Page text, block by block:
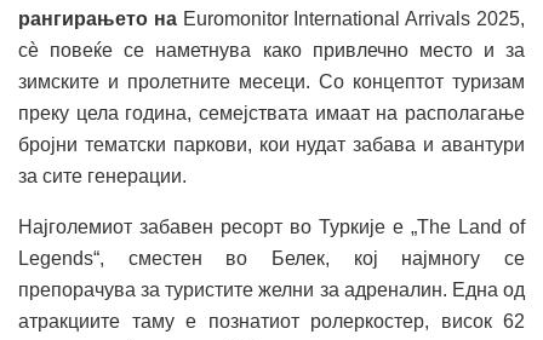
рангирањето на Euromonitor International Arrivals 2025,
сѐ повеќе се наметнува како привлечно место и за
зимските и пролетните месеци. Со концептот туризам
преку цела година, семејствата имаат на располагање
бројни тематски паркови, кои нудат забава и авантури
за сите генерации.
Најголемиот забавен ресорт во Туркије е „The Land of
Legends“, сместен во Белек, кој најмногу се
препорачува за туристите желни за адреналин. Една од
атракциите таму е познатиот ролеркостер, висок 62